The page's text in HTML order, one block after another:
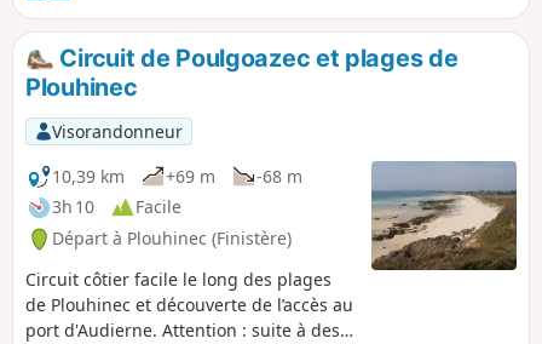
Circuit de Poulgoazec et plages de
Plouhinec
Visorandonneur
10,39 km
+69 m
-68 m
3h 10
Facile
Départ à Plouhinec (Finistère)
Circuit côtier facile le long des plages
de Plouhinec et découverte de l’accès au
port d'Audierne. Attention : suite à des